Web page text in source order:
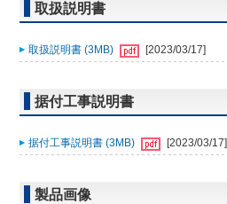
取扱説明書
取扱説明書 (3MB) [2023/03/17]
据付工事説明書
据付工事説明書 (3MB) [2023/03/17]
製品画像